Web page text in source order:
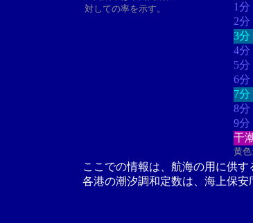
対しての率を示す。
1分
2分
3分
4分
5分
6分
7分
8分
9分
干
黄
ここでの情報は、航海の用に供
各港の潮汐調和定数は、海上保